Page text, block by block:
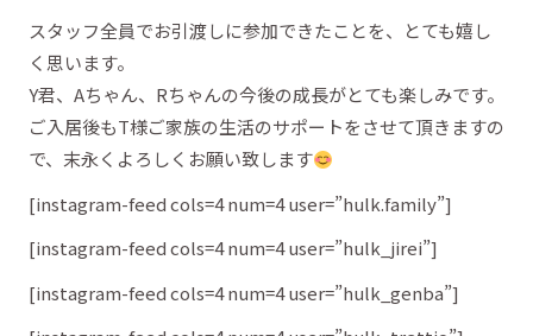
スタッフ全員でお引渡しに参加できたことを、とても嬉し
く思います。
Y君、Aちゃん、Rちゃんの今後の成長がとても楽しみです。
ご入居後もT様ご家族の生活のサポートをさせて頂きますの
で、末永くよろしくお願い致します
[instagram-feed cols=4 num=4 user=”hulk.family”]
[instagram-feed cols=4 num=4 user=”hulk_jirei”]
[instagram-feed cols=4 num=4 user=”hulk_genba”]